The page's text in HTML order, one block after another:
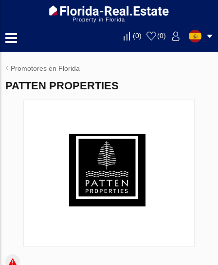
Property in Florida
(0) (0)
Promotores en Florida
PATTEN PROPERTIES